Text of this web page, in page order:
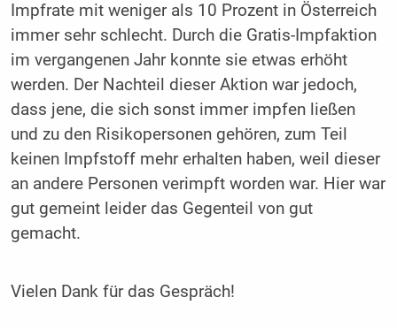
Impfrate mit weniger als 10 Prozent in Österreich
immer sehr schlecht. Durch die Gratis-Impfaktion
im vergangenen Jahr konnte sie etwas erhöht
werden. Der Nachteil dieser Aktion war jedoch,
dass jene, die sich sonst immer impfen ließen
und zu den Risikopersonen gehören, zum Teil
keinen Impfstoff mehr erhalten haben, weil dieser
an andere Personen verimpft worden war. Hier war
gut gemeint leider das Gegenteil von gut
gemacht.
Vielen Dank für das Gespräch!